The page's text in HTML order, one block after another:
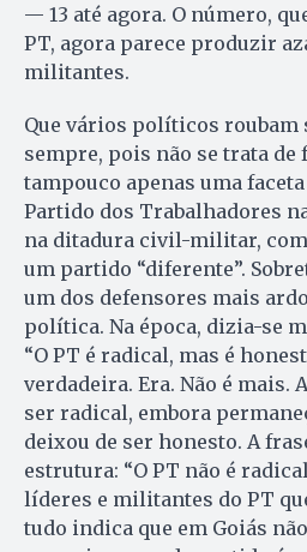
— 13 até agora. O número,
PT, agora parece produzir
militantes.
Que vários políticos roubam
sempre, pois não se trata de
tampouco apenas uma
Partido dos Trabalhadores
na ditadura civil-militar,
um partido “diferente”.
um dos defensores mais
política. Na época, dizia-se
“O PT é radical, mas é
verdadeira. Era. Não é mais.
ser radical, embora
deixou de ser honesto. A
estrutura: “O PT não é
líderes e militantes do PT
tudo indica que em Goiás